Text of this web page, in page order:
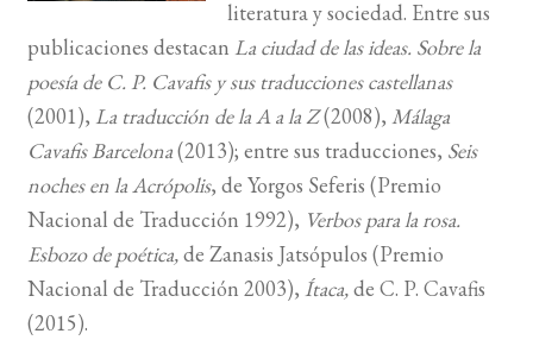
literatura y sociedad. Entre sus
publicaciones destacan La ciudad de las ideas. Sobre la
poesía de C. P. Cavafis y sus traducciones castellanas
(2001), La traducción de la A a la Z(2008), Málaga
Cavafis Barcelona(2013); entre sus traducciones, Seis
noches en la Acrópolis, de Yorgos Seferis (Premio
Nacional de Traducción 1992), Verbos para la rosa.
Esbozo de poética,de Zanasis Jatsópulos (Premio
Nacional de Traducción 2003), Ítaca,de C. P. Cavafis
(2015).